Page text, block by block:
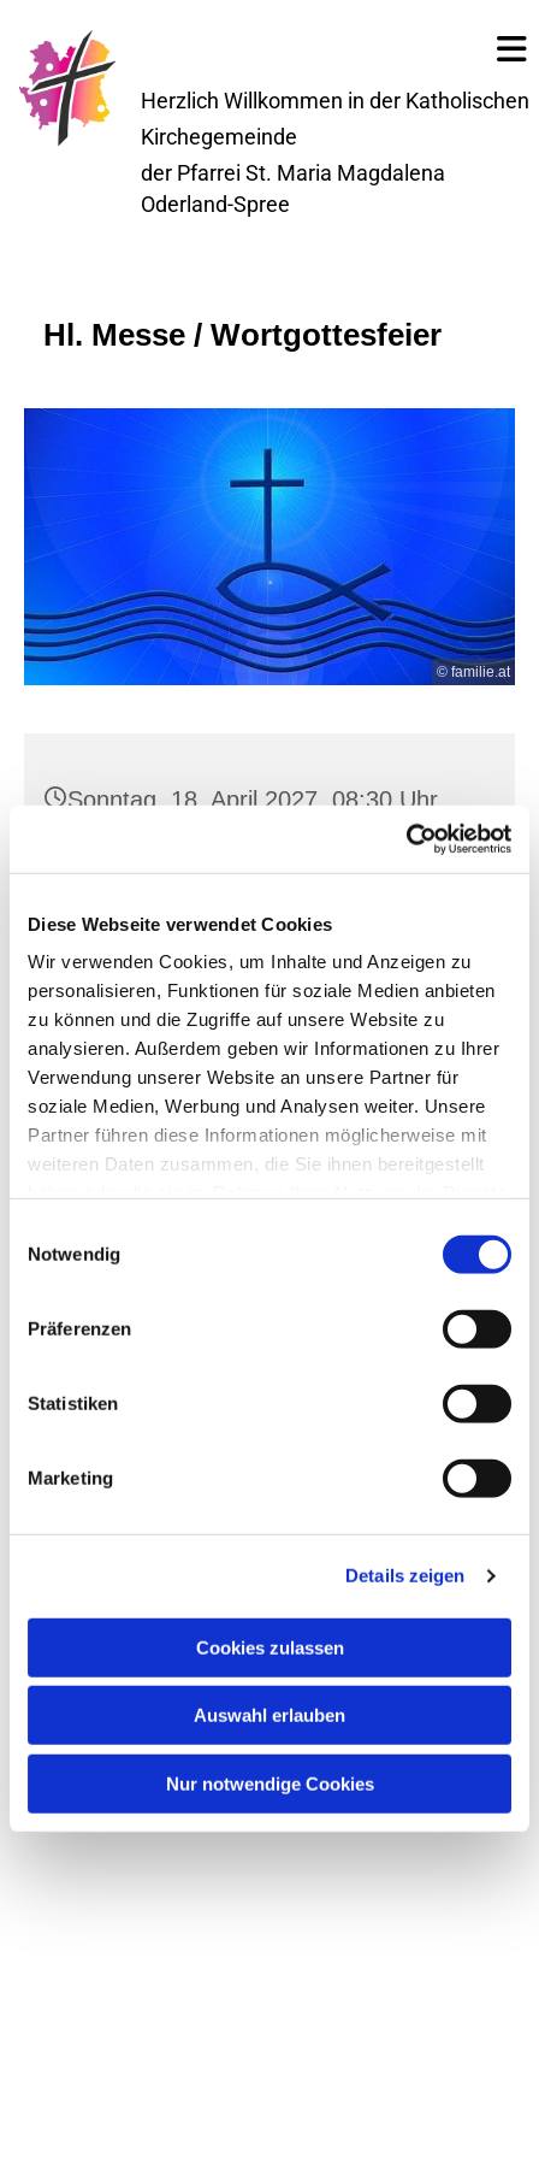
Diese Webseite verwendet Cookies
Wir verwenden Cookies, um Inhalte und Anzeigen zu
personalisieren, Funktionen für soziale Medien anbieten
zu können und die Zugriffe auf unsere Website zu
analysieren. Außerdem geben wir Informationen zu Ihrer
Verwendung unserer Website an unsere Partner für
soziale Medien, Werbung und Analysen weiter. Unsere
Partner führen diese Informationen möglicherweise mit
weiteren Daten zusammen, die Sie ihnen bereitgestellt
Notwendig
Präferenzen
Statistiken
Marketing
Details zeigen
Cookies zulassen
Auswahl erlauben
Nur notwendige Cookies
Herzlich Willkommen in der Katholischen
Kirchegemeinde
der Pfarrei St. Maria Magdalena
Oderland-Spree
Hl. Messe / Wortgottesfeier
© familie.at
Sonntag, 18. April 2027, 08:30 Uhr
Müllrose, Kirchstr. 5, 15299 Müllrose
interessieren